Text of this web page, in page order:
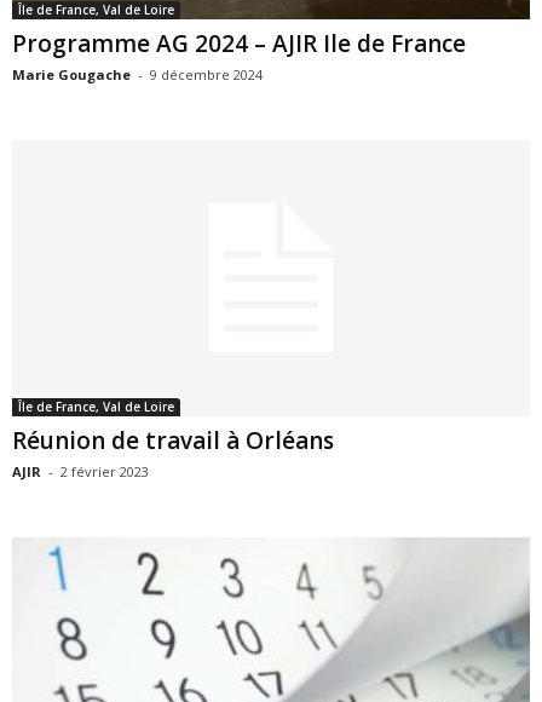
Île de France, Val de Loire
Programme AG 2024 – AJIR Ile de France
Marie Gougache - 9 décembre 2024
Île de France, Val de Loire
Réunion de travail à Orléans
AJIR - 2 février 2023